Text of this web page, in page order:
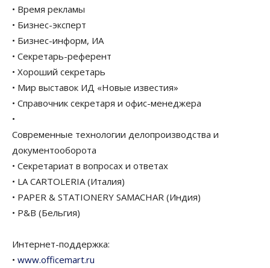
• Время рекламы
• Бизнес-эксперт
• Бизнес-информ, ИА
• Секретарь-референт
• Хороший секретарь
• Мир выставок ИД «Новые известия»
• Справочник секретаря и офис-менеджера
•
Современные технологии делопроизводства и
документооборота
• Секретариат в вопросах и ответах
• LA CARTOLERIA (Италия)
• PAPER & STATIONERY SAMACHAR (Индия)
• P&B (Бельгия)
Интернет-поддержка:
• www.officemart.ru